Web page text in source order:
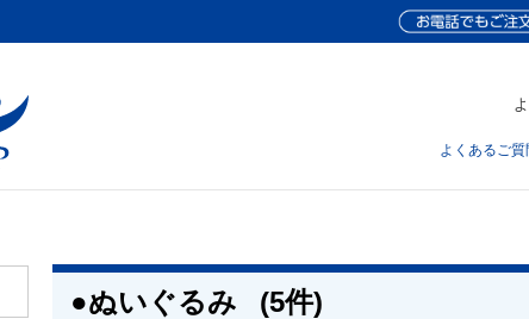
よくあるご質
●ぬいぐるみ (5件)